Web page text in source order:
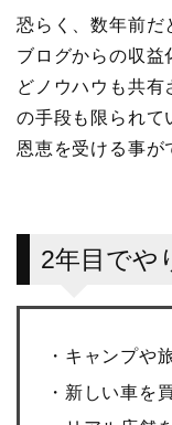
恐らく、数年前だ
ブログからの収益
どノウハウも共
の手段も限られて
恩恵を受ける事が
2年目でや
・キャンプや
・新しい車を